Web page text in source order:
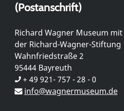
(Postanschrift)
Richard Wagner Museum
der Richard-Wagner-Stiftung
Wahnfriedstraße 2
95444 Bayreuth
+ 49 921- 757 - 28 - 0
info@wagnermuseum.de